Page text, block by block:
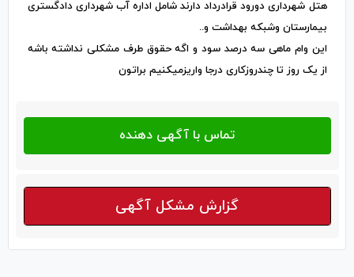
هتل شهرداری دورود قرادرداد دارند شامل اداره آب شهرداری دادگستری
بیمارستان وشبکه بهداشت و..
این وام ماهی سه درصد سود و اگه حقوق طرف مشکلی نداشته باشه
از یک روز تا چندروزکاری درجا واریزمیکنیم براتون
گزارش مشکل آگهی